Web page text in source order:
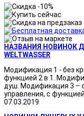
НАЗВАНИЯ НОВИНОК
WELTWASSER
Модификация 1 - без
функцией 2 в 1.
душ. Модификация 3 –
управления, с
07.03.2019